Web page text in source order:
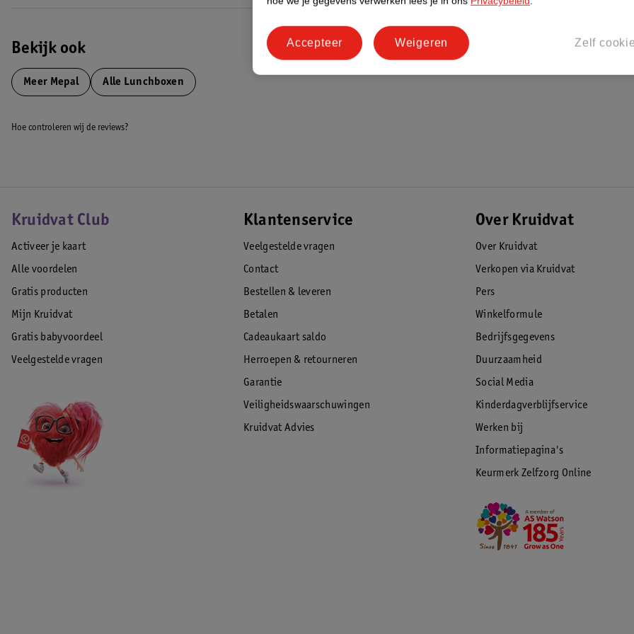
Bekijk ook
Meer Mepal Alle Lunchboxen
Hoe controleren wij de reviews?
Kruidvat Club
Activeer je kaart
Alle voordelen
Gratis producten
Mijn Kruidvat
Gratis babyvoordeel
Veelgestelde vragen
Klantenservice
Veelgestelde vragen
Contact
Bestellen & leveren
Betalen
Cadeaukaart saldo
Herroepen & retourneren
Garantie
Veiligheidswaarschuwingen
Kruidvat Advies
Over Kruidvat
Over Kruidvat
Verkopen via Kruidvat
Pers
Winkelformule
Bedrijfsgegevens
Duurzaamheid
Social Media
Kinderdagverblijfservice
Werken bij
Informatiepagina's
Keurmerk Zelfzorg Online
Zelf
Weigeren
Accepteer